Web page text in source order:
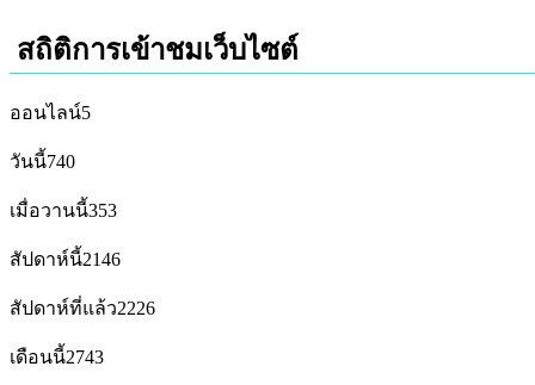
สถิติการเข้าชมเว็บไซต์
ออนไลน์5
วันนี้740
เมื่อวานนี้353
สัปดาห์นี้2146
สัปดาห์ที่แล้ว2226
เดือนนี้2743